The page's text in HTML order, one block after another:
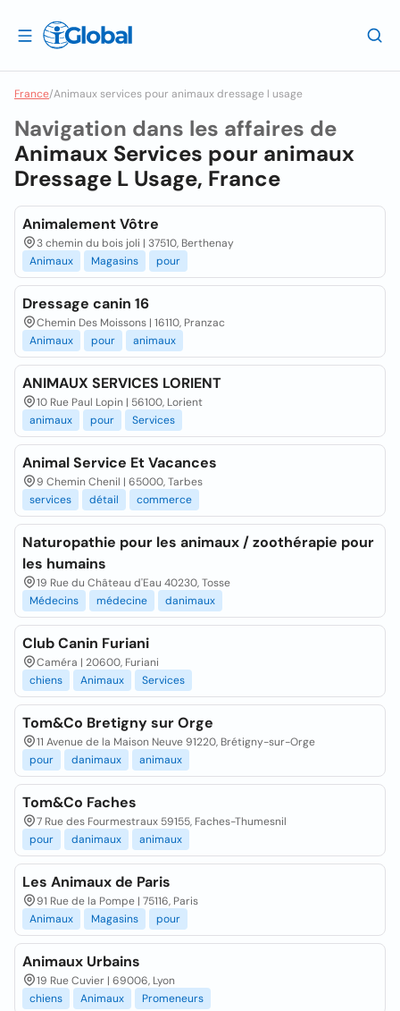
France/Animaux services pour animaux dressage l usage
Navigation dans les affaires de
Animaux Services pour animaux
Dressage L Usage, France
Animalement Vôtre
3 chemin du bois joli | 37510, Berthenay
Animaux
Magasins pour
Dressage canin 16
Chemin Des Moissons | 16110, Pranzac
Animaux
pour animaux
ANIMAUX SERVICES LORIENT
10 Rue Paul Lopin | 56100, Lorient
animaux
pour Services
Animal Service Et Vacances
9 Chemin Chenil | 65000, Tarbes
services
détail commerce
Naturopathie pour les animaux / zoothérapie pour
les humains
19 Rue du Château d'Eau 40230, Tosse
Médecins
médecine danimaux
Club Canin Furiani
Caméra | 20600, Furiani
chiens
Animaux Services
Tom&Co Bretigny sur Orge
11 Avenue de la Maison Neuve 91220, Brétigny-sur-Orge
pour
danimaux animaux
Tom&Co Faches
7 Rue des Fourmestraux 59155, Faches-Thumesnil
pour
danimaux animaux
Les Animaux de Paris
91 Rue de la Pompe | 75116, Paris
Animaux
Magasins pour
Animaux Urbains
19 Rue Cuvier | 69006, Lyon
chiens
Animaux Promeneurs